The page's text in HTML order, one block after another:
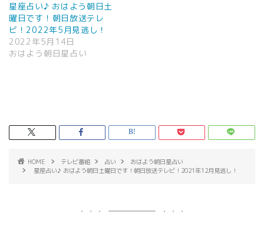
星座占い♪ おはよう朝日土
曜日です！朝日放送テレ
ビ！2022年5月見逃し！
2022年5月14日
おはよう朝日星占い
HOME テレビ番組 占い
おはよう朝日星占い
星座占い♪ おはよう朝日土曜日です！朝日放送テレビ！2021年12月見逃し！